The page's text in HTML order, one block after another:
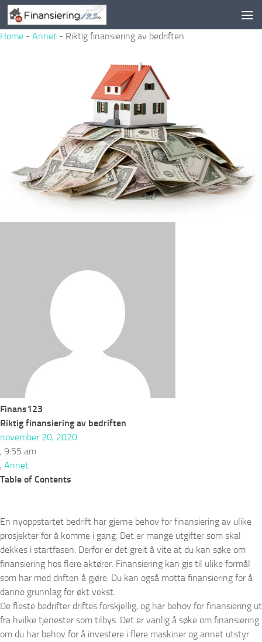
Skip to content
Home - Annet - Riktig finansiering av bedriften
Finans123
Riktig finansiering av bedriften
november 20, 2020
, 9:55 am
, Annet
Table of Contents
En nyoppstartet bedrift har gjerne behov for finansiering av ulike
prosjekter for å komme i gang. Det er mange utgifter som skal
dekkes i startfasen. Derfor er det greit å vite at du kan søke om
finansiering hos flere aktører. Finansiering kan gis til ulike formål
som har med driften å gjøre. Du kan også motta finansiering for å
danne grunnlag for økt vekst.
De fleste bedrifter driftes forskjellig, og har behov for finansiering ut
fra hvilke tjenester som tilbys. Det er vanlig å søke om finansiering
om du har behov for å investere i flere maskiner og annet utstyr.